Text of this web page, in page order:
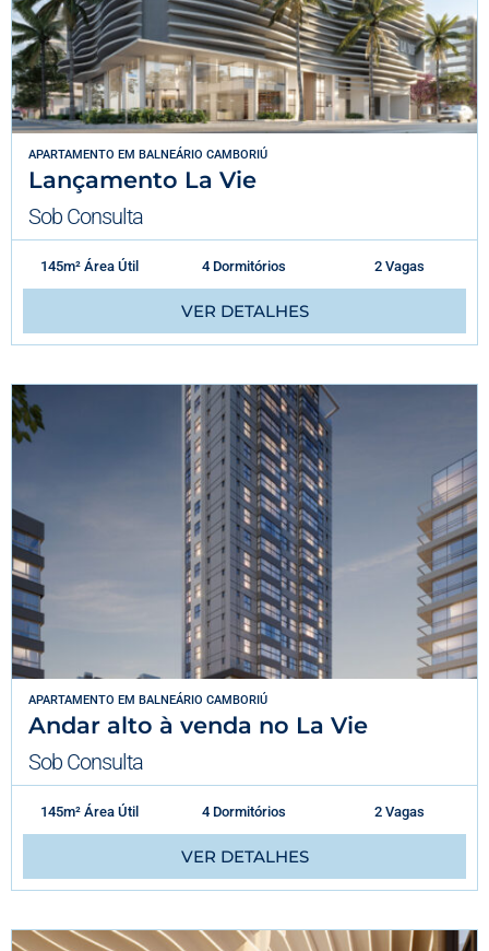
APARTAMENTO EM BALNEÁRIO CAMBORIÚ
Lançamento La Vie
Sob Consulta
145m² Área Útil 4 Dormitórios 2 Vagas
VER DETALHES
APARTAMENTO EM BALNEÁRIO CAMBORIÚ
Andar alto à venda no La Vie
Sob Consulta
145m² Área Útil 4 Dormitórios 2 Vagas
VER DETALHES